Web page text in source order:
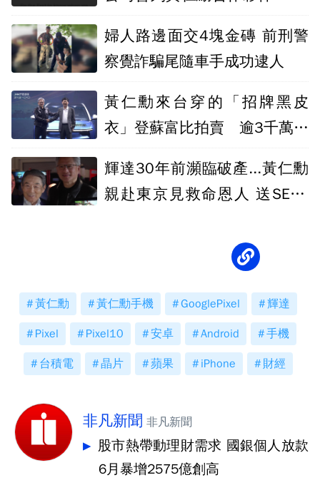
婦人路邊面交4塊金磚 前刑警
察覺詐騙尾隨車手成功逮人
黃仁勳來台穿的「招牌黑皮
衣」登蘇富比拍賣 逾3千萬天
輝達30年前瀕臨破產...黃仁勳
親赴東京見救命恩人 送SEGA
黃仁勳 黃仁勳手機 GooglePixel 輝達
Pixel Pixel10 安卓 Android 手機
台積電 晶片 蘋果 iPhone 財經
非凡新聞 非凡新聞
股市熱帶動理財需求 國銀個人放款
6月暴增2575億創高